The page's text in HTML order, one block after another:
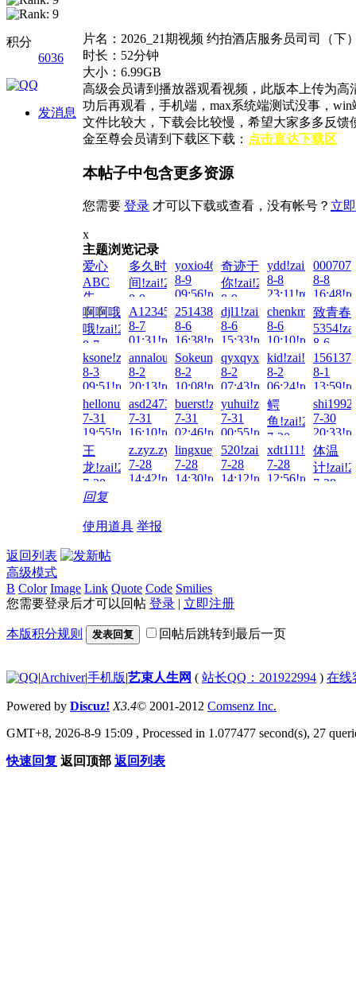
积分
6036
发消息
片名：2026_21期视频 约拍酒店服务员司司（下
时长：52分钟
大小：6.99GB
高级会员请到播放器观看视频，此版本上传为
功后再观看，手机端，max系统端测试没事，
文件比较大，下载会比较慢，希望大家多多反
金至尊会员请到下载区下载： 点击直达下载区
本帖子中包含更多资源
您需要 登录 才可以下载或查看，没有帐号？ 立
x
主题浏览记录
爱心
ABC
先
把!zai!2026-
8-9
14:54!read!
多久时
间!zai!2026-
8-9
14:14!read!
yoxio4649!zai!2026-
8-9
09:56!read!
奇迹于
你!zai!2026-
8-9
02:00!read!
ydd!zai!2026-
8-8
23:11!read!
8-8
啊啊哦
哦!zai!2026-
8-7
05:08!read!
A123456...!zai!2026-
8-7
01:31!read!
2514385417!zai!2026-
8-6
16:38!read!
djl1!zai!2026-
8-6
15:33!read!
8-6
10:10!read!
致青春
8-6
ksone!zai!2026-
8-3
09:51!read!
annalou666888!zai!2026-
8-2
20:13!read!
Sokeung00!zai!2026-
8-2
10:08!read!
qyxqyx199!zai!2026-
8-2
07:43!read!
kid!zai!2026-
8-2
06:24!read!
8-1
hellonuke!zai!2026-
7-31
19:55!read!
asd247387010!zai!2026-
7-31
16:10!read!
buerst!zai!2026-
7-31
02:46!read!
yuhui!zai!2026-
7-31
00:55!read!
鳄
鱼!zai!2026-
7-30
21:32!read!
7-30
王
龙!zai!2026-
7-28
22:58!read!
z.zyz.zyz.zy!zai!2026-
7-28
14:42!read!
lingxueyan!zai!2026-
7-28
14:30!read!
520!zai!2026-
7-28
14:12!read!
xdt111!zai!2026-
7-28
12:56!read!
体温
计
7-28
回复
使用道具 举报
返回列表
高级模式
B Color Image Link Quote Code Smilies
您需要登录后才可以回帖 登录 | 立即注册
本版积分规则 发表回复 回帖后跳转到最后一页
|Archiver|手机版|艺束人生网 ( 站长QQ：201922994 ) 在线
Powered by Discuz! X3.4© 2001-2012 Comsenz Inc.
GMT+8, 2026-8-9 15:09 , Processed in 1.077477 second(s), 27
快速回复 返回顶部 返回列表